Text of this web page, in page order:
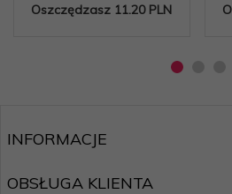
Oszczędzasz 11.20 PLN
INFORMACJE
OBSŁUGA KLIENTA